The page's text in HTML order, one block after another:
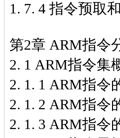
1. 7. 4 指令预取
第2章 ARM指令
2. 1 ARM指令集
2. 1. 1 ARM指令
2. 1. 2 ARM指令
2. 1. 3 ARM指令